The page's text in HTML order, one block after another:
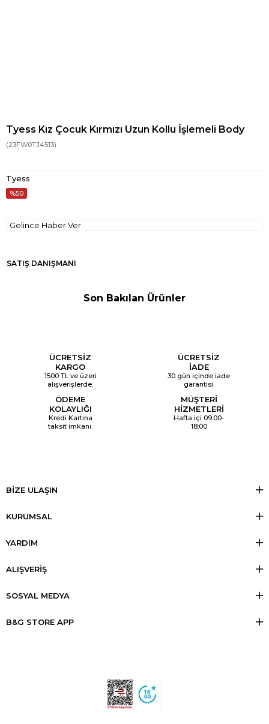
Tyess Kız Çocuk Kırmızı Uzun Kollu İşlemeli Body
(23FW0TJ4513)
Tyess
50
Gelince Haber Ver
SATIŞ DANIŞMANI
Son Bakılan Ürünler
ÜCRETSİZ
KARGO
1500 TL ve üzeri
alışverişlerde.
ÜCRETSİZ
İADE
30 gün içinde iade
garantisi.
ÖDEME
KOLAYLIĞI
Kredi Kartına
taksit imkanı.
MÜŞTERİ
HİZMETLERİ
Hafta içi 09:00-
18:00
BİZE ULAŞIN
KURUMSAL
YARDIM
ALIŞVERİŞ
SOSYAL MEDYA
B&G STORE APP